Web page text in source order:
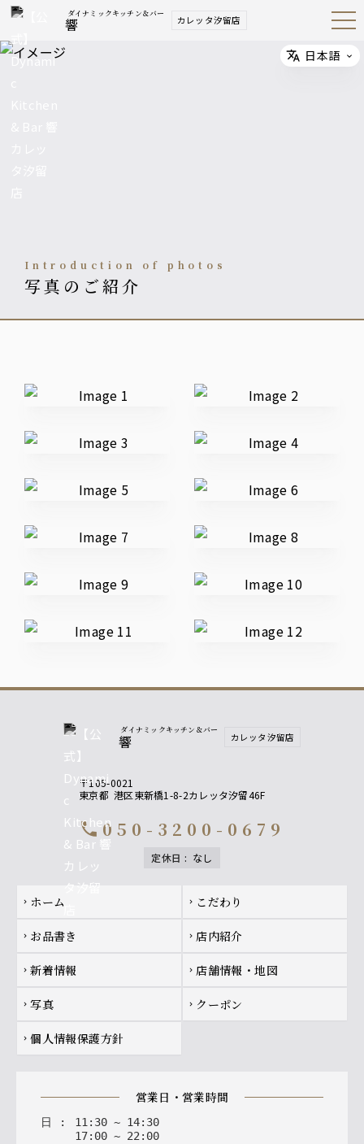
ダイナミックキッチン＆バー
響 カレッタ汐留店 Open
Navig
Introduction of photos
写真のご紹介
Select
日本語
ダイナミックキッチン＆バー
響 カレッタ汐留店
〒105-0021
東京都 港区東新橋1-8-2カレッタ汐留46F
call 050-3200-0679
定休日 : なし
Footer navigation
chevron_right ホーム chevron_right こだわり
chevron_right お品書き chevron_right 店内紹介
chevron_right 新着情報 chevron_right 店舗情報・地図
chevron_right 写真 chevron_right クーポン
chevron_right 個人情報保護方針
営業日・営業時間
日 : 11: 30 ~ 14: 30
17: 00 ~ 22: 00